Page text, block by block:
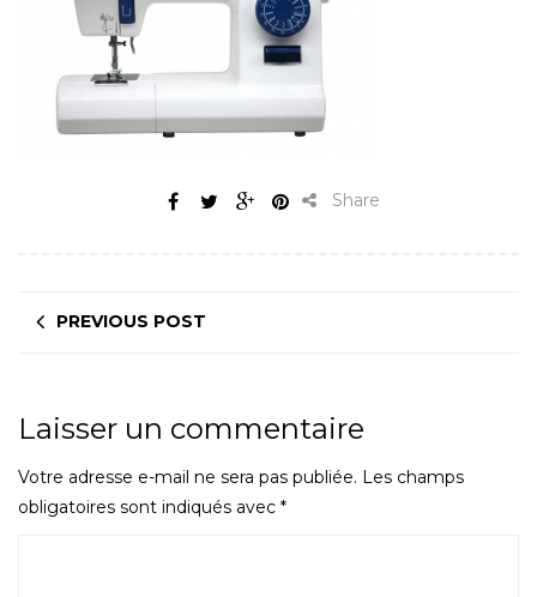
Share
PREVIOUS POST
Laisser un commentaire
Votre adresse e-mail ne sera pas publiée. Les champs
obligatoires sont indiqués avec *